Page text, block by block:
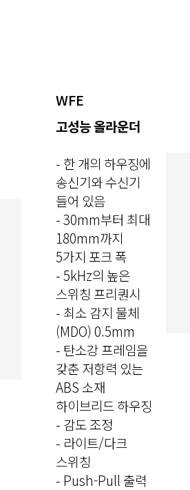
WFE
고성능 올라운더
- 한 개의 하우징에
송신기와 수신기
들어 있음
- 30mm부터 최대
180mm까지
5가지 포크 폭
- 5kHz의 높은
스위칭 프리퀀시
- 최소 감지 물체
(MDO) 0.5mm
- 탄소강 프레임을
갖춘 저항력 있는
ABS 소재
하이브리드 하우징
- 감도 조정
- 라이트/다크
스위칭
- Push-Pull 출력